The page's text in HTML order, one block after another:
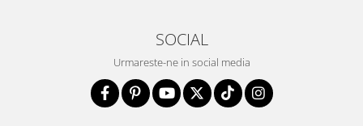
SOCIAL
Urmareste-ne in social media